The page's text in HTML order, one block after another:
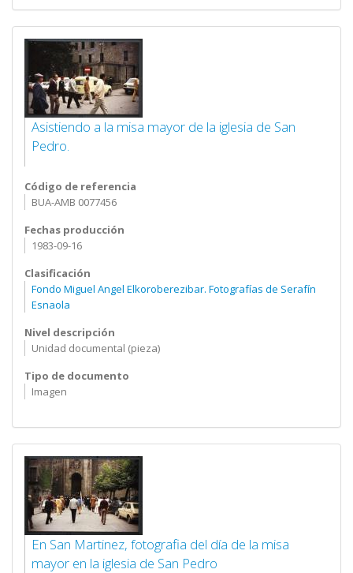
Asistiendo a la misa mayor de la iglesia de San
Pedro.
Código de referencia
BUA-AMB 0077456
Fechas producción
1983-09-16
Clasificación
Fondo Miguel Angel Elkoroberezibar. Fotografías de Serafín
Esnaola
Nivel descripción
Unidad documental (pieza)
Tipo de documento
Imagen
En San Martinez, fotografia del día de la misa
mayor en la iglesia de San Pedro